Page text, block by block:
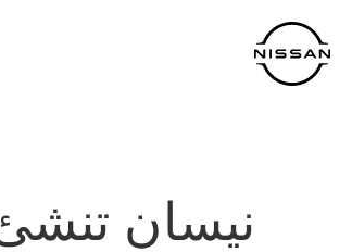
المحتوى
الرئيسي
نيسان تنشئ